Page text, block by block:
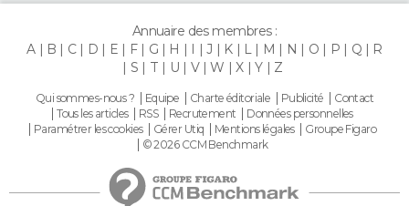
Annuaire des membres :
A
B C D E F G H I J K L M N O P Q
R
S
T U V W X Y Z
Qui sommes-nous ? Equipe Charte éditoriale Publicité
Contact
Tous les articles
RSS Recrutement
Données personnelles
Paramétrer les cookies
Gérer Utiq Mentions légales
Groupe Figaro
© 2026 CCM Benchmark